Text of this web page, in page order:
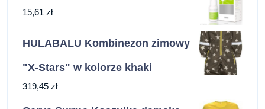
15,61 zł
HULABALU Kombinezon zimowy
"X-Stars" w kolorze khaki
319,45 zł